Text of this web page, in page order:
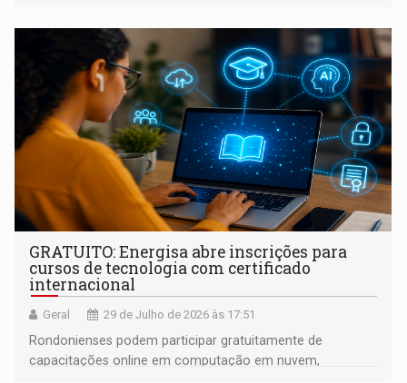
percentuais, nível de confiança de 95%, foi realizado com
recursos próprios do instituto e está registrado na Justiça
Eleitoral sob número RO-04350/2026
GRATUITO: Energisa abre inscrições para
cursos de tecnologia com certificado
internacional
Geral 29 de Julho de 2026 às 17:51
Rondonienses podem participar gratuitamente de
capacitações online em computação em nuvem,